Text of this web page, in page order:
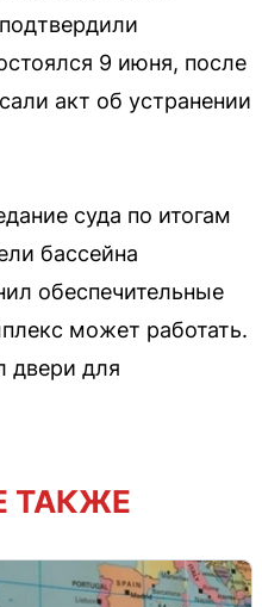
9 июня, после
акт об устранении
суда по итогам
бассейна
обеспечительные
может работать.
двери для
ТАКЖЕ